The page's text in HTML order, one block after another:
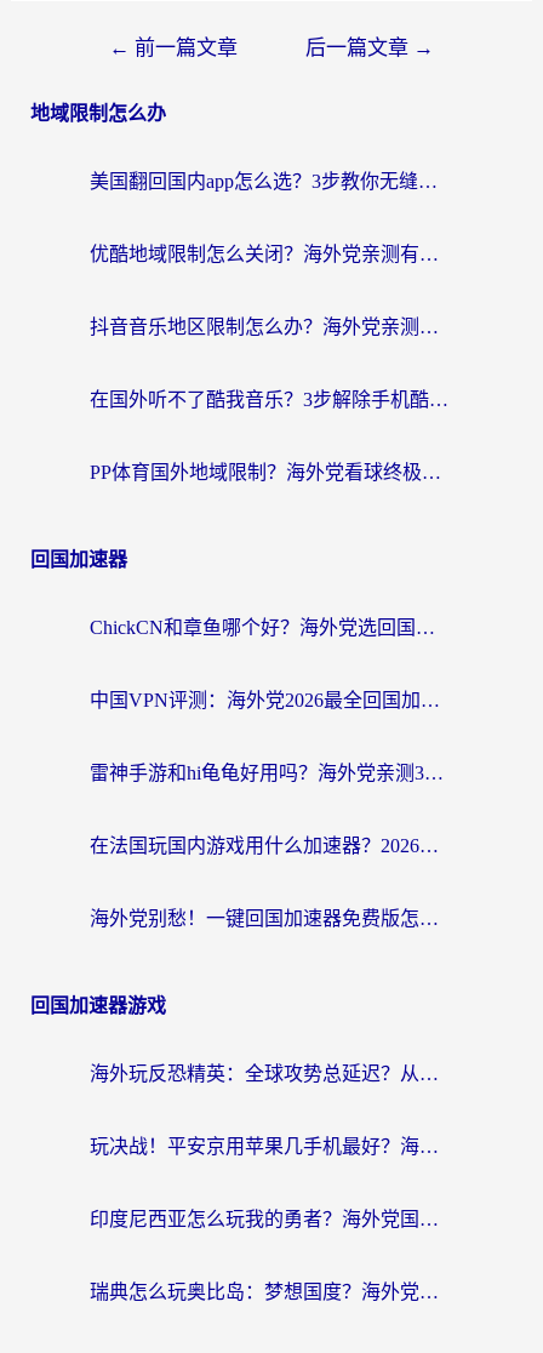
← 前一篇文章 后一篇文章 →
地域限制怎么办
美国翻回国内app怎么选？3步教你无缝刷剧、登12123、访问国内网站
优酷地域限制怎么关闭？海外党亲测有效的追剧加速器选择指南
抖音音乐地区限制怎么办？海外党亲测有效的听歌自由指南
在国外听不了酷我音乐？3步解除手机酷我音乐海外限制，附实测好用加速器
PP体育国外地域限制？海外党看球终极方案：从欧洲杯到奥运会，中文解说不卡顿！
回国加速器
ChickCN和章鱼哪个好？海外党选回国加速器的3个关键维度 + 实用避坑指南
中国VPN评测：海外党2026最全回国加速器选择指南，告别地区限制不踩坑
雷神手游和hi龟龟好用吗？海外党亲测3款回国加速器，教你选对国外到国内加速器
在法国玩国内游戏用什么加速器？2026实测解决延迟卡顿的实用指南
海外党别愁！一键回国加速器免费版怎么选？从踩坑到流畅访问的全攻略
回国加速器游戏
海外玩反恐精英：全球攻势总延迟？从瑞典玩神武4到外国玩黎明觉醒，选对加速器才是关键！
玩决战！平安京用苹果几手机最好？海外党必看的设备+加速器双攻略
印度尼西亚怎么玩我的勇者？海外党国服游戏加速避坑指南（附实况五行师解决方案）
瑞典怎么玩奥比岛：梦想国度？海外党亲测有效的国服游戏加速全攻略